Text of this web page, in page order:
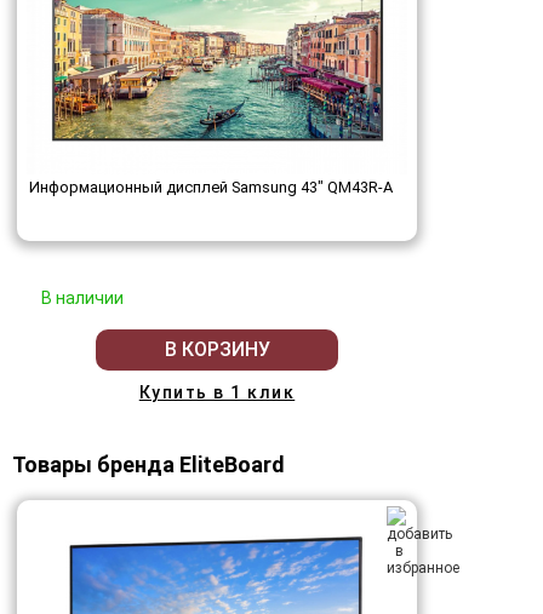
Информационный дисплей Samsung 43" QM43R-A
В наличии
В КОРЗИНУ
Купить в 1 клик
Товары бренда EliteBoard